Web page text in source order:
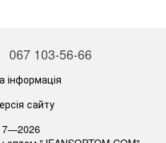
067 103-56-66
інформація
сайту